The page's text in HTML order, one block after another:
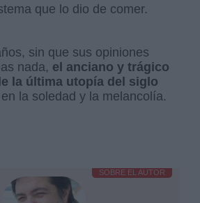
que lo dio de comer.
sin que sus opiniones
nada, el anciano y trágico
la última utopía del siglo
la soledad y la melancolía.
SOBRE EL AUTOR